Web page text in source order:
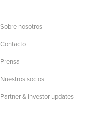
Sobre nosotros
Contacto
Prensa
Nuestros socios
Partner & investor updates